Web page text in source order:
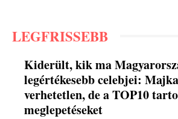
LEGFRISSEBB
Kiderült, kik ma
legértékesebb celebjei:
verhetetlen, de a TOP10
meglepetéseket